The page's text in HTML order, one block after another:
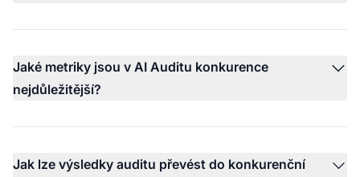
Jaké metriky jsou v AI Auditu konkurence
nejdůležitější?
Jak lze výsledky auditu převést do konkurenční